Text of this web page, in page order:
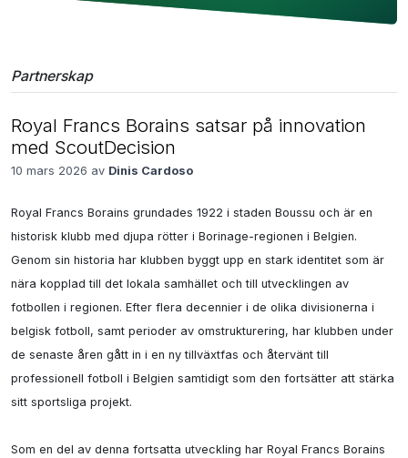
Partnerskap
Royal Francs Borains satsar på innovation
med ScoutDecision
10 mars 2026 av Dinis Cardoso
Royal Francs Borains grundades 1922 i staden Boussu och är en
historisk klubb med djupa rötter i Borinage-regionen i Belgien.
Genom sin historia har klubben byggt upp en stark identitet som är
nära kopplad till det lokala samhället och till utvecklingen av
fotbollen i regionen. Efter flera decennier i de olika divisionerna i
belgisk fotboll, samt perioder av omstrukturering, har klubben under
de senaste åren gått in i en ny tillväxtfas och återvänt till
professionell fotboll i Belgien samtidigt som den fortsätter att stärka
sitt sportsliga projekt.
Som en del av denna fortsatta utveckling har Royal Francs Borains